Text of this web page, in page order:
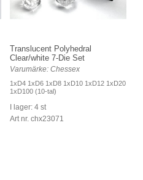
Translucent Polyhedral
Clear/white 7-Die Set
Varumärke: Chessex
1xD4 1xD6 1xD8 1xD10 1xD12 1xD20
1xD100 (10-tal)
I lager: 4 st
Art nr. chx23071